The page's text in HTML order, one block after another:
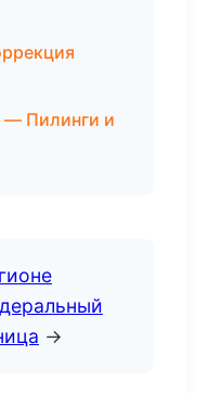
— Пилинги и
→